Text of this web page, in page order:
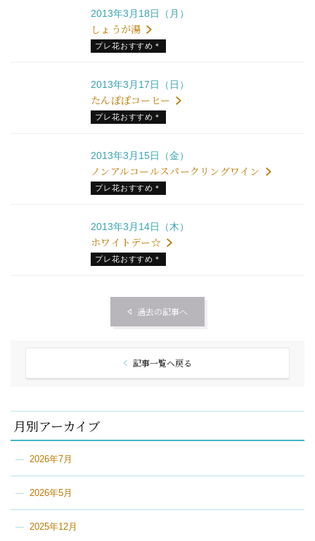
2013年3月18日（月）
しょうが湯
プレ花おすすめ＊
2013年3月17日（日）
たんぽぽコーヒー
プレ花おすすめ＊
2013年3月15日（金）
ノンアルコールスパークリングワイン
プレ花おすすめ＊
2013年3月14日（木）
ホワイトデー☆
プレ花おすすめ＊
過去の記事へ
記事一覧へ戻る
月別アーカイブ
2026年7月
2026年5月
2025年12月